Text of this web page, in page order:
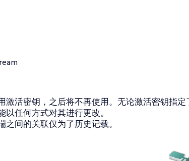
激活密钥，之后将不再使用。无论激活密钥指定
任何方式对其进行更改。
间的关联仅为了历史记载。